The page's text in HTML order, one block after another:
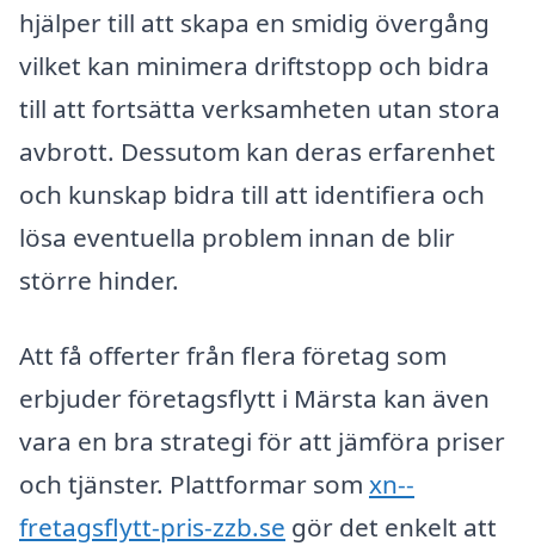
hjälper till att skapa en smidig övergång
vilket kan minimera driftstopp och bidra
till att fortsätta verksamheten utan stora
avbrott. Dessutom kan deras erfarenhet
och kunskap bidra till att identifiera och
lösa eventuella problem innan de blir
större hinder.
Att få offerter från flera företag som
erbjuder företagsflytt i Märsta kan även
vara en bra strategi för att jämföra priser
och tjänster. Plattformar som xn--
fretagsflytt-pris-zzb.se gör det enkelt att